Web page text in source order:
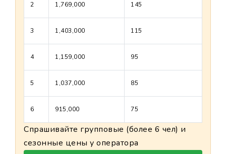
2 1,769,000 145
3 1,403,000 115
4 1,159,000 95
5 1,037,000 85
6 915,000 75
Спрашивайте групповые (более 6 чел) и
сезонные цены у оператора